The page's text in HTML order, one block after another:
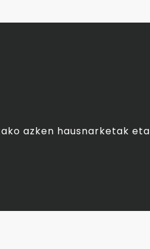
azken hausnarketak eta